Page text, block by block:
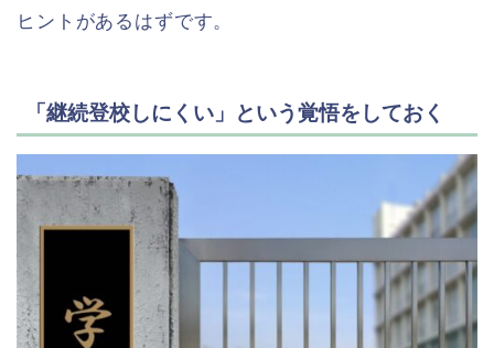
ヒントがあるはずです。
「継続登校しにくい」という覚悟をしておく